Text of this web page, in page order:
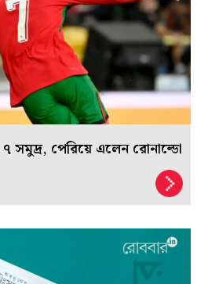
৭ সমুদ্র, পেরিয়ে এলেন রোনাল্ডো